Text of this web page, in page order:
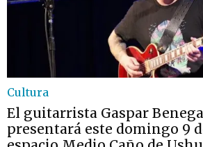
Cultura
El guitarrista Gaspar
presentará este domingo 9